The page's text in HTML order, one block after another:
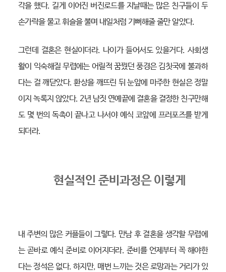
각을 했다. 길게 이어진 버진로드를 지날때는 많은 친구들이 두
손가락을 물고 휘슬을 불며 내일처럼 기뻐해줄 줄만 알았다.
그런데 결혼은 현실이더라. 나이가 들어서도 있을거다. 사회생
활이 익숙해질 무렵에는 어릴적 꿈꿨던 풍경은 김칫국에 불과하
다는 걸 깨닫았다. 환상을 깨뜨린 뒤 눈앞에 마주한 현실은 정말
이지 녹록지 않았다. 2년 남짓 연예끝에 결혼을 결정한 친구만해
도 몇 번의 독촉이 끝나고 나서야 예식 코앞에 프러포즈를 받게
되더라.
현실적인 준비과정은 이렇게
내 주변의 많은 커플들이 그렇다. 만남 후 결혼을 생각할 무렵에
는 곧바로 예식 준비로 이어지더라. 준비를 언제부터 꼭 해야한
다는 정석은 없다. 하지만, 매번 느끼는 것은 로망과는 거리가 있